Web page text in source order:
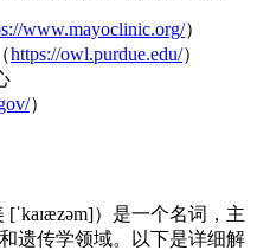
www.mayoclinic.org/）
https://owl.purdue.edu/）
）
[ˈkaɪæzəm]）是一个名词，主
遗传学领域。以下是详细解